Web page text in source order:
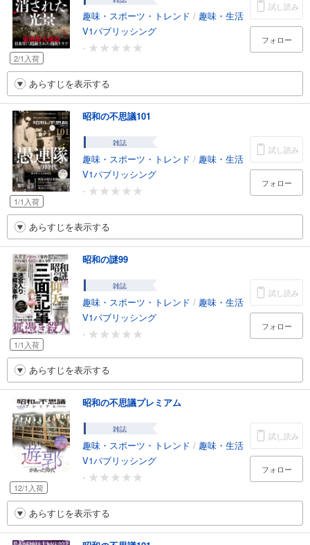
2/1入荷
趣味・スポーツ・トレンド / 趣味・生活
V1パブリッシング
-
試し読み
フォロー
あらすじを表示する
1/1入荷
昭和の不思議101
雑誌
趣味・スポーツ・トレンド / 趣味・生活
V1パブリッシング
-
試し読み
フォロー
あらすじを表示する
1/1入荷
昭和の謎99
雑誌
趣味・スポーツ・トレンド / 趣味・生活
V1パブリッシング
-
試し読み
フォロー
あらすじを表示する
12/1入荷
昭和の不思議プレミアム
雑誌
趣味・スポーツ・トレンド / 趣味・生活
V1パブリッシング
-
試し読み
フォロー
あらすじを表示する